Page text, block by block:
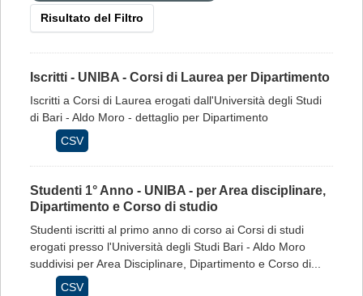
Risultato del Filtro
Iscritti - UNIBA - Corsi di Laurea per Dipartimento
Iscritti a Corsi di Laurea erogati dall'Università degli Studi
di Bari - Aldo Moro - dettaglio per Dipartimento
CSV
Studenti 1° Anno - UNIBA - per Area disciplinare,
Dipartimento e Corso di studio
Studenti iscritti al primo anno di corso ai Corsi di studi
erogati presso l'Università degli Studi Bari - Aldo Moro
suddivisi per Area Disciplinare, Dipartimento e Corso di...
CSV